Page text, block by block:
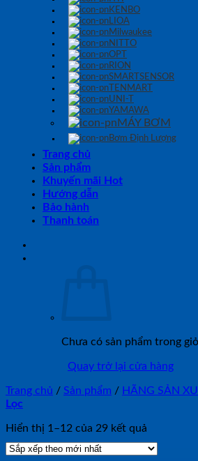
KENBO
LIOA
Milwaukee
NITTO
OPT
RION
SMARTSENSOR
TENMART
UNI-T
YAMAWA
MÁY BƠM
Bơm Định Lượng
Trang chủ
Sản phẩm
Khuyến mãi Hot
Hướng dẫn
Bảo hành
Thanh toán
Chưa có sản phẩm trong
Quay trở lại cửa hàng
Trang chủ / Sản phẩm / HÃNG SẢN
Lọc
Hiển thị 1–12 của 29 kết quả
sắp
xếp